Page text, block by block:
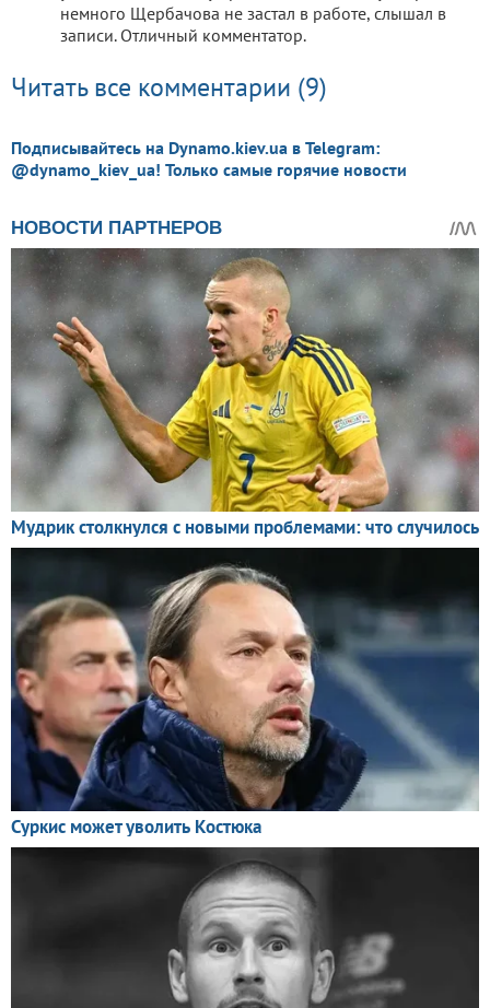
немного Щербачова не застал в работе, слышал в
записи. Отличный комментатор.
Читать все комментарии (9)
Подписывайтесь на Dynamo.kiev.ua в Telegram:
@dynamo_kiev_ua! Только самые горячие новости